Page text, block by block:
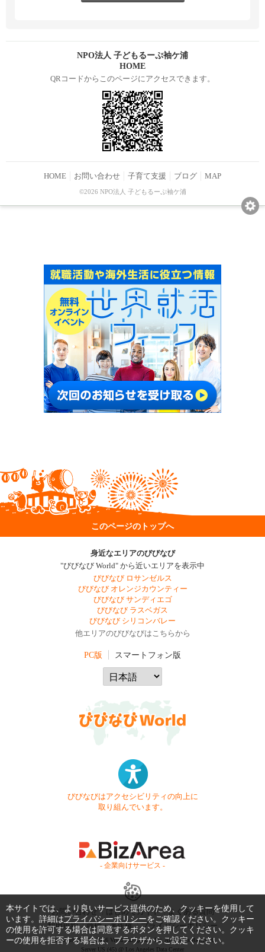
NPO法人 子どもるーぷ袖ケ浦
HOME
QRコードからこのページにアクセスできます。
HOME お問い合わせ 子育て支援 ブログ MAP
©2026 NPO法人 子どもるーぷ袖ケ浦
このページのトップへ
身近なエリアのびびなび
"びびなび World" から近いエリアを表示中
びびなび ロサンゼルス
びびなび オレンジカウンティー
びびなび サンディエゴ
びびなび ラスベガス
びびなび シリコンバレー
他エリアのびびなびはこちらから
PC版 スマートフォン版
びびなびはアクセシビリティの向上に
取り組んでいます。
- 企業向けサービス -
お問い合わせ はじめてガイド
よくある質問
利用規約
商標・著作権 プライバシーポリシー
Copyright © 1999-2026 Vivid Navigation, Inc. All Rights Reserved.
Server US (45) @ Los Angeles Data Center
本サイトでは、より良いサービス提供のため、クッキーを使用して
います。詳細はプライバシーポリシーをご確認ください。クッキー
の使用を許可する場合は同意するボタンを押してください。クッキ
ーの使用を拒否する場合は、ブラウザからご設定ください。